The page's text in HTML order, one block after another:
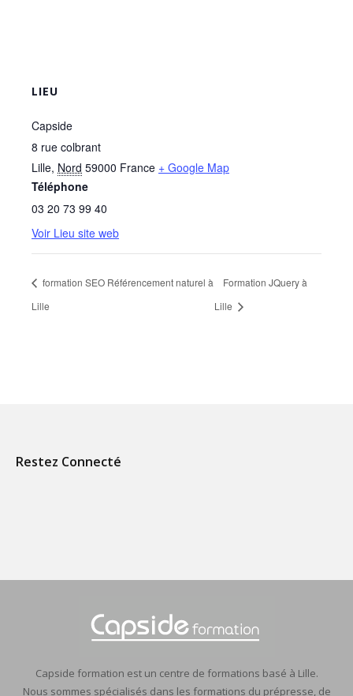
LIEU
Capside
8 rue colbrant
Lille, Nord 59000 France + Google Map
Téléphone
03 20 73 99 40
Voir Lieu site web
formation SEO Référencement naturel à
Lille
Formation JQuery à
Lille
Restez Connecté
Capside formation est un centre de formations basé à Lille.
Nous sommes spécialisés dans les formations du prépresse, de